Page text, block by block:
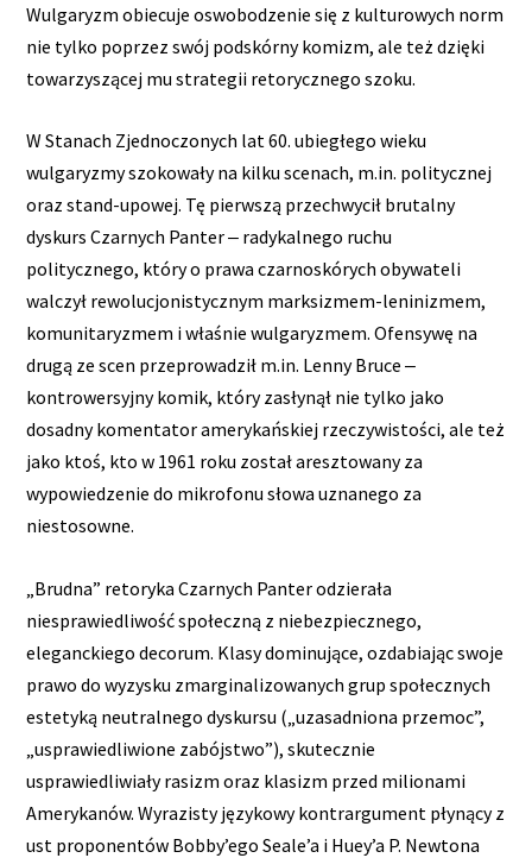
Wulgaryzm obiecuje oswobodzenie się z kulturowych norm
nie tylko poprzez swój podskórny komizm, ale też dzięki
towarzyszącej mu strategii retorycznego szoku.
W Stanach Zjednoczonych lat 60. ubiegłego wieku
wulgaryzmy szokowały na kilku scenach, m.in. politycznej
oraz stand-upowej. Tę pierwszą przechwycił brutalny
dyskurs Czarnych Panter ‒ radykalnego ruchu
politycznego, który o prawa czarnoskórych obywateli
walczył rewolucjonistycznym marksizmem-leninizmem,
komunitaryzmem i właśnie wulgaryzmem. Ofensywę na
drugą ze scen przeprowadził m.in. Lenny Bruce ‒
kontrowersyjny komik, który zasłynął nie tylko jako
dosadny komentator amerykańskiej rzeczywistości, ale też
jako ktoś, kto w 1961 roku został aresztowany za
wypowiedzenie do mikrofonu słowa uznanego za
niestosowne.
„Brudna” retoryka Czarnych Panter odzierała
niesprawiedliwość społeczną z niebezpiecznego,
eleganckiego decorum. Klasy dominujące, ozdabiając swoje
prawo do wyzysku zmarginalizowanych grup społecznych
estetyką neutralnego dyskursu („uzasadniona przemoc”,
„usprawiedliwione zabójstwo”), skutecznie
usprawiedliwiały rasizm oraz klasizm przed milionami
Amerykanów. Wyrazisty językowy kontrargument płynący z
ust proponentów Bobby’ego Seale’a i Huey’a P. Newtona